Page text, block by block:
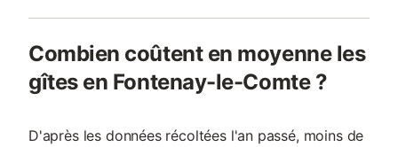
Combien coûtent en moyenne les
gîtes en Fontenay-le-Comte ?
D'après les données récoltées l'an passé, moins de